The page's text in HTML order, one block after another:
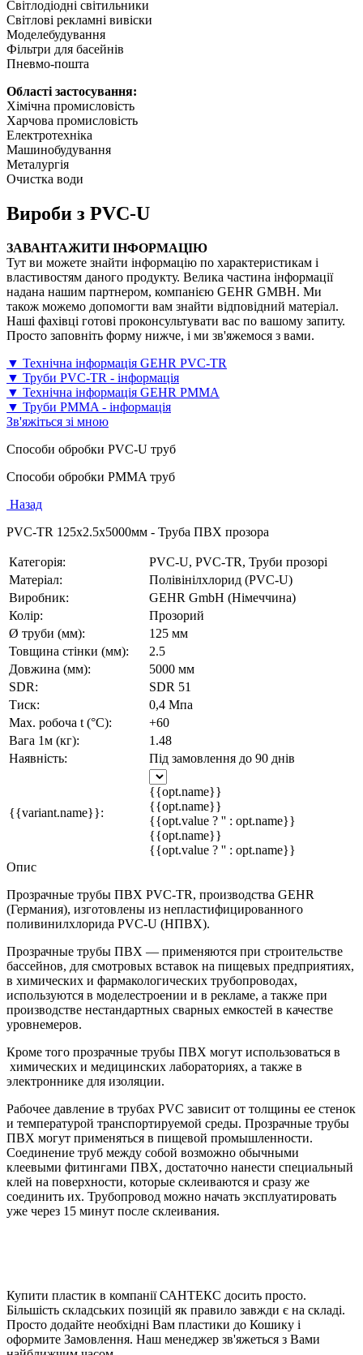
Світлодіодні світильники
Світлові рекламні вивіски
Моделебудування
Фільтри для басейнів
Пневмо-пошта
Області застосування:
Хімічна промисловість
Харчова промисловість
Електротехніка
Машинобудування
Металургія
Очистка води
Вироби з PVC-U
ЗАВАНТАЖИТИ ІНФОРМАЦІЮ
Тут ви можете знайти інформацію по характеристикам і
властивостям даного продукту. Велика частина інформації
надана нашим партнером, компанією GEHR GMBH. Ми
також можемо допомогти вам знайти відповідний матеріал.
Наші фахівці готові проконсультувати вас по вашому запиту.
Просто заповніть форму нижче, і ми зв'яжемося з вами.
▼ Технічна інформація GEHR PVC-TR
▼ Труби PVC-TR - інформація
▼ Технічна інформація GEHR PMMA
▼ Труби PMMA - інформація
Зв'яжіться зі мною
Способи обробки PVC-U труб
Способи обробки PMMA труб
Назад
PVC-TR 125x2.5x5000мм - Труба ПВХ прозора
Категорія:
PVC-U, PVC-TR, Труби прозорі
Матеріал:
Полівінілхлорид (PVC-U)
Виробник:
GEHR GmbH (Німеччина)
Колір:
Прозорий
Ø труби (мм):
125 мм
Товщина стінки (мм):
2.5
Довжина (мм):
5000 мм
SDR:
SDR 51
Тиск:
0,4 Мпа
Max. робоча t (°C):
+60
Вага 1м (кг):
1.48
Наявність:
Під замовлення до 90 днів
{{variant.name}}:
{{opt.name}}
{{opt.name}}
{{opt.value ? '' : opt.name}}
{{opt.name}}
{{opt.value ? '' : opt.name}}
Опис
Прозрачные трубы ПВХ PVC-TR, производства GEHR
(Германия), изготовлены из непластифицированного
поливинилхлорида PVC-U (НПВХ).
Прозрачные трубы ПВХ — применяются при строительстве
бассейнов, для смотровых вставок на пищевых предприятиях,
в химических и фармакологических трубопроводах,
используются в моделестроении и в рекламе, а также при
производстве нестандартных сварных емкостей в качестве
уровнемеров.
Кроме того прозрачные трубы ПВХ могут использоваться в
химических и медицинских лабораториях, а также в
электроннике для изоляции.
Рабочее давление в трубах PVC зависит от толщины ее стенок
и температурой транспортируемой среды. Прозрачные трубы
ПВХ могут применяться в пищевой промышленности.
Соединение труб между собой возможно обычными
клеевыми фитингами ПВХ, достаточно нанести специальный
клей на поверхности, которые склеиваются и сразу же
соединить их. Трубопровод можно начать эксплуатировать
уже через 15 минут после склеивания.
Купити пластик в компанії САНТЕКС досить просто.
Більшість складських позицій як правило завжди є на складі.
Просто додайте необхідні Вам пластики до Кошику і
оформите Замовлення. Наш менеджер зв'яжеться з Вами